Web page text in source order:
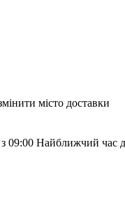
місто доставки
з 09:00 Найближчий час